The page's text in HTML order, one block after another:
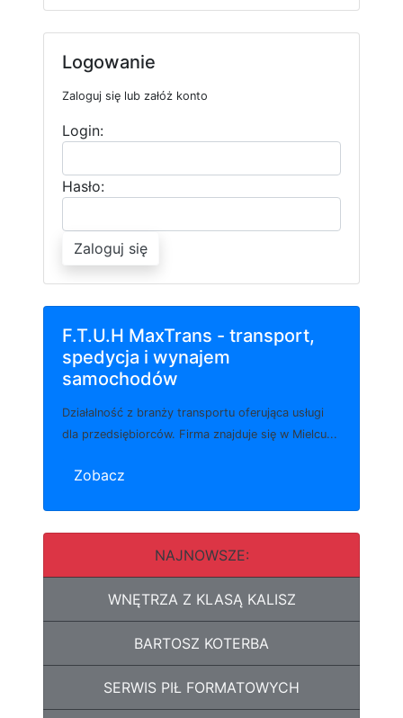
Logowanie
Zaloguj się lub załóż konto
Login:
Hasło:
Zaloguj się
F.T.U.H MaxTrans - transport,
spedycja i wynajem
samochodów
Działalność z branży transportu oferująca usługi
dla przedsiębiorców. Firma znajduje się w Mielcu...
Zobacz
NAJNOWSZE:
WNĘTRZA Z KLASĄ KALISZ
BARTOSZ KOTERBA
SERWIS PIŁ FORMATOWYCH